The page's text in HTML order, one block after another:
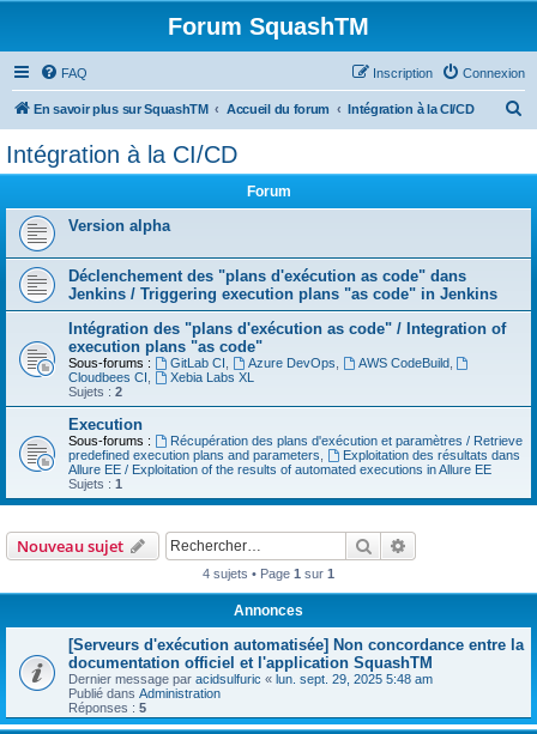
Forum SquashTM
FAQ Connexion
Inscription
En savoir plus sur SquashTM Accueil du forum Intégration à la CI/CD
h
Intégration à la CI/CD
Forum
Version alpha
Déclenchement des "plans d'exécution as code" dans
Jenkins / Triggering execution plans "as code" in Jenkins
Intégration des "plans d'exécution as code" / Integration of
execution plans "as code"
Sous-forums : GitLab CI Azure DevOps AWS CodeBuild,
Cloudbees CI
Xebia Labs XL
Sujets : 2
Execution
Sous-forums :
Récupération des plans d'exécution et paramètres / Retrieve
predefined execution plans and parameters
Exploitation des résultats dans
Allure EE / Exploitation of the results of automated executions in Allure EE
Sujets : 1
Nouveau sujet Rechercher
4 sujets • Page 1 sur 1
Annonces
[Serveurs d'exécution automatisée] Non concordance entre la
documentation officiel et l'application SquashTM
Dernier message par acidsulfuric « lun. sept. 29, 2025 5:48 am
Publié dans Administration
Réponses : 5